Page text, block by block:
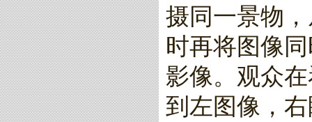
摄同一景物
时再将图像
影像。观众
到左图像，